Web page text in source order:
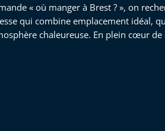
« où manger à Brest ? », on
qui combine emplacement idéal,
chaleureuse. En plein cœur de